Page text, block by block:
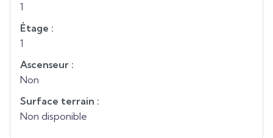
1
Étage :
1
Ascenseur :
Non
Surface terrain :
Non disponible